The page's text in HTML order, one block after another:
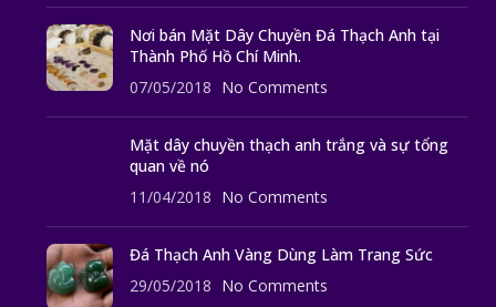
Nơi bán Mặt Dây Chuyền Đá Thạch Anh tại
Thành Phố Hồ Chí Minh.
07/05/2018 No Comments
Mặt dây chuyền thạch anh trắng và sự tổng
quan về nó
11/04/2018 No Comments
Đá Thạch Anh Vàng Dùng Làm Trang Sức
29/05/2018 No Comments